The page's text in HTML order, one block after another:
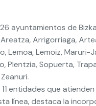
ayuntamientos de
Arrigorriaga,
Lemoa, Lemoiz, Maruri-
Plentzia, Sopuerta,
entidades que
línea, destaca la